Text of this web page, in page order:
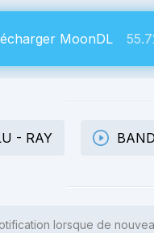
MoonDL
- RAY
lorsque de